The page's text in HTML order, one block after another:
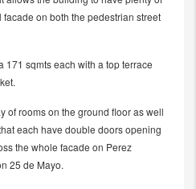
on both the pedestrian street
171 sqmts each with a top terrace
of rooms on the ground floor as well
each have double doors opening
the whole facade on Perez
25 de Mayo.